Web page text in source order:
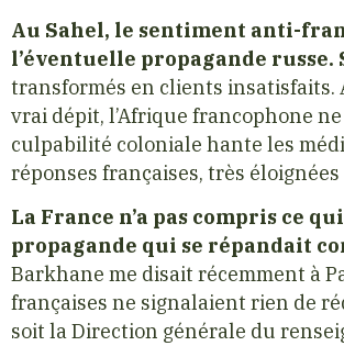
Au Sahel, le sentiment anti-
l’éventuelle propagande russe.
transformés en clients insatisfaits.
vrai dépit, l’Afrique francophone
culpabilité coloniale hante les
réponses françaises, très
La France n’a pas compris ce
propagande qui se répandait
Barkhane me disait récemment à
françaises ne signalaient rien de
soit la Direction générale du